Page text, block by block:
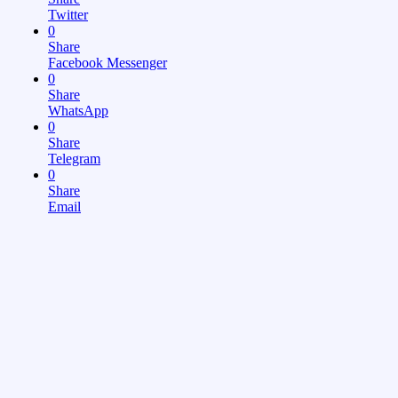
Twitter
0
Share
Facebook Messenger
0
Share
WhatsApp
0
Share
Telegram
0
Share
Email